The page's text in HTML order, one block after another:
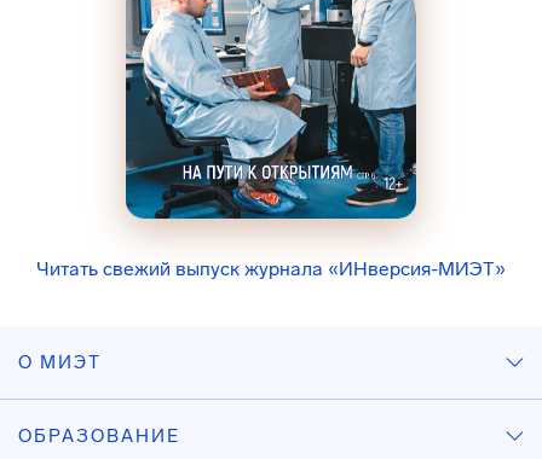
Читать свежий выпуск журнала «ИНверсия-МИЭТ»
О МИЭТ
ОБРАЗОВАНИЕ